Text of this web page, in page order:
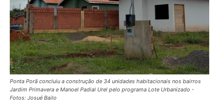
Ponta Porã concluiu a construção de 34 unidades habitacionais nos bairros
Jardim Primavera e Manoel Padial Urel pelo programa Lote Urbanizado -
Fotos: Josué Bailo